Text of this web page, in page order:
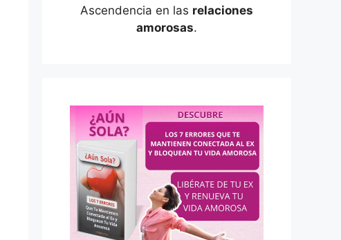
Ascendencia en las relaciones
amorosas.